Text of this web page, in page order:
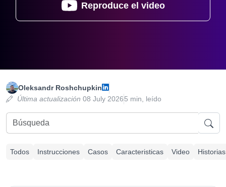
Reproduce el video
Oleksandr Roshchupkin
Última actualización 08 July 20265 min, leído
Todos Instrucciones Casos Caracteristicas Video